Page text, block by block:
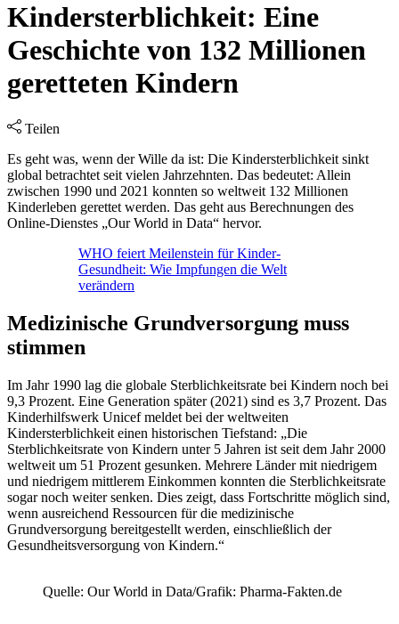
Kindersterblichkeit: Eine
Geschichte von 132 Millionen
geretteten Kindern
Teilen
Es geht was, wenn der Wille da ist: Die Kindersterblichkeit sinkt
global betrachtet seit vielen Jahrzehnten. Das bedeutet: Allein
zwischen 1990 und 2021 konnten so weltweit 132 Millionen
Kinderleben gerettet werden. Das geht aus Berechnungen des
Online-Dienstes „Our World in Data“ hervor.
WHO feiert Meilenstein für Kinder-
Gesundheit: Wie Impfungen die Welt
verändern
Medizinische Grundversorgung muss
stimmen
Im Jahr 1990 lag die globale Sterblichkeitsrate bei Kindern noch bei
9,3 Prozent. Eine Generation später (2021) sind es 3,7 Prozent. Das
Kinderhilfswerk Unicef meldet bei der weltweiten
Kindersterblichkeit einen historischen Tiefstand: „Die
Sterblichkeitsrate von Kindern unter 5 Jahren ist seit dem Jahr 2000
weltweit um 51 Prozent gesunken. Mehrere Länder mit niedrigem
und niedrigem mittlerem Einkommen konnten die Sterblichkeitsrate
sogar noch weiter senken. Dies zeigt, dass Fortschritte möglich sind,
wenn ausreichend Ressourcen für die medizinische
Grundversorgung bereitgestellt werden, einschließlich der
Gesundheitsversorgung von Kindern.“
Quelle: Our World in Data/Grafik: Pharma-Fakten.de